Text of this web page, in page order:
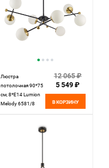
Люстра
потолочная 90*75
см, 8*E14 Lumion
Melody 6581/8
12 065 ₽
5 549 ₽
В КОРЗИНУ